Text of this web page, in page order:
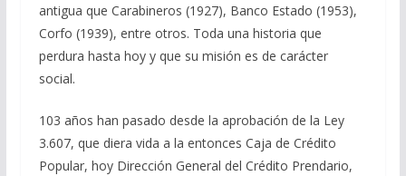
antigua que Carabineros (1927), Banco Estado (1953),
Corfo (1939), entre otros. Toda una historia que
perdura hasta hoy y que su misión es de carácter
social.
103 años han pasado desde la aprobación de la Ley
3.607, que diera vida a la entonces Caja de Crédito
Popular, hoy Dirección General del Crédito Prendario,